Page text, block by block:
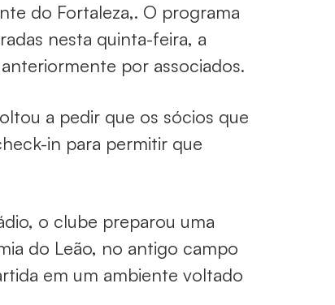
do Fortaleza,. O programa
nesta quinta-feira, a
por associados.
a pedir que os sócios que
in para permitir que
o clube preparou uma
do Leão, no antigo campo
em um ambiente voltado